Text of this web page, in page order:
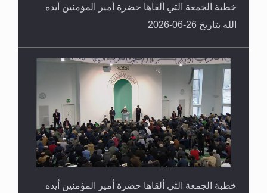
خطبة الجمعة التي ألقاها حضرة أمير المؤمنين أيده
الله بتاريخ 26-06-2026
خطبة الجمعة التي ألقاها حضرة أمير المؤمنين أيده